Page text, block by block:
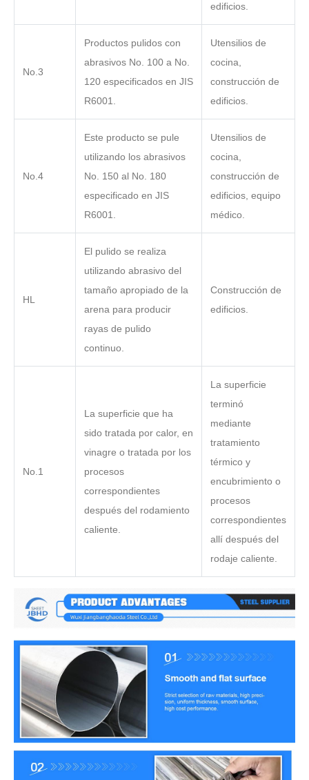
edificios.
No.3
Productos pulidos con
abrasivos No. 100 a No.
120 especificados en JIS
R6001.
Utensilios de
cocina,
construcción de
edificios.
No.4
Este producto se pule
utilizando los abrasivos
No. 150 al No. 180
especificado en JIS
R6001.
Utensilios de
cocina,
construcción de
edificios, equipo
médico.
HL
El pulido se realiza
utilizando abrasivo del
tamaño apropiado de la
arena para producir
rayas de pulido
continuo.
Construcción de
edificios.
No.1
La superficie que ha
sido tratada por calor, en
vinagre o tratada por los
procesos
correspondientes
después del rodamiento
caliente.
La superficie
terminó
mediante
tratamiento
térmico y
encubrimiento o
procesos
correspondientes
allí después del
rodaje caliente.